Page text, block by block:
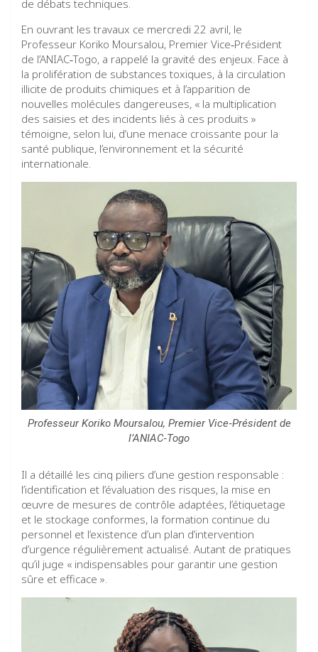
de débats techniques.
En ouvrant les travaux ce mercredi 22 avril, le
Professeur Koriko Moursalou, Premier Vice‑Président
de l’ANIAC‑Togo, a rappelé la gravité des enjeux. Face à
la prolifération de substances toxiques, à la circulation
illicite de produits chimiques et à l’apparition de
nouvelles molécules dangereuses, « la multiplication
des saisies et des incidents liés à ces produits »
témoigne, selon lui, d’une menace croissante pour la
santé publique, l’environnement et la sécurité
internationale.
Professeur Koriko Moursalou, Premier Vice‑Président de
l’ANIAC‑Togo
Il a détaillé les cinq piliers d’une gestion responsable :
l’identification et l’évaluation des risques, la mise en
œuvre de mesures de contrôle adaptées, l’étiquetage
et le stockage conformes, la formation continue du
personnel et l’existence d’un plan d’intervention
d’urgence régulièrement actualisé. Autant de pratiques
qu’il juge « indispensables pour garantir une gestion
sûre et efficace ».